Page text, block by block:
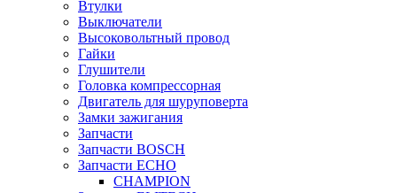
Втулки
Выключатели
Высоковольтный провод
Гайки
Глушители
Головка компрессорная
Двигатель для шуруповерта
Замки зажигания
Запчасти
Запчасти BOSCH
Запчасти ECHO
CHAMPION